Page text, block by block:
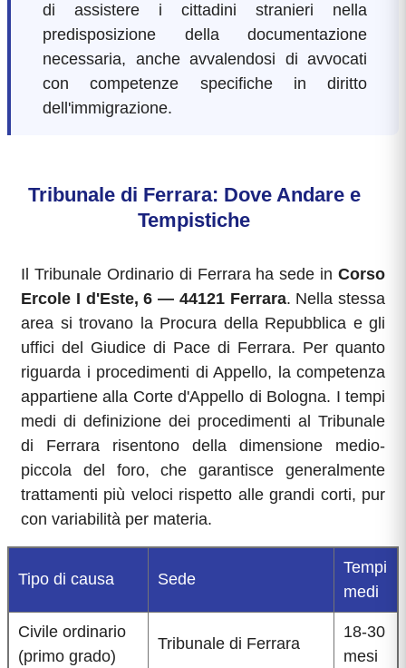
di assistere i cittadini stranieri nella
predisposizione della documentazione
necessaria, anche avvalendosi di avvocati
con competenze specifiche in diritto
dell'immigrazione.
Tribunale di Ferrara: Dove Andare e
Tempistiche
Il Tribunale Ordinario di Ferrara ha sede in Corso
Ercole I d'Este, 6 — 44121 Ferrara. Nella stessa
area si trovano la Procura della Repubblica e gli
uffici del Giudice di Pace di Ferrara. Per quanto
riguarda i procedimenti di Appello, la competenza
appartiene alla Corte d'Appello di Bologna. I tempi
medi di definizione dei procedimenti al Tribunale
di Ferrara risentono della dimensione medio-
piccola del foro, che garantisce generalmente
trattamenti più veloci rispetto alle grandi corti, pur
con variabilità per materia.
Tipo di causa Sede
Tempi
medi
Civile ordinario
(primo grado)
Tribunale di Ferrara
18-30
mesi